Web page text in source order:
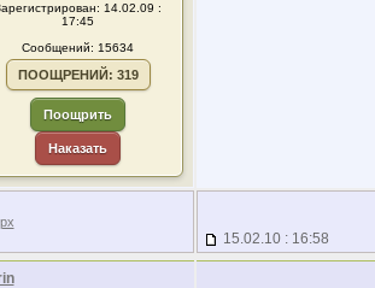
14.02.09 :
17:45
Сообщений: 15634
ПООЩРЕНИЙ: 319
Поощрить
Наказать
15.02.10 : 16:58